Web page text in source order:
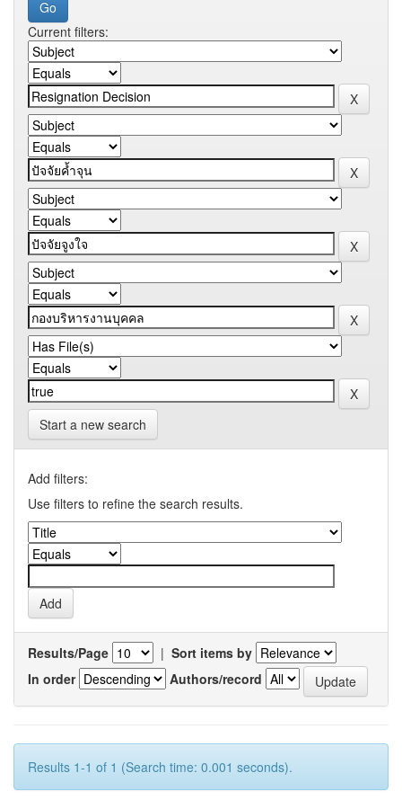
Current filters:
Start a new search
Add filters:
Use filters to refine the search results.
Results/Page | Sort items by
In order
Authors/record
Results 1-1 of 1 (Search time: 0.001 seconds).